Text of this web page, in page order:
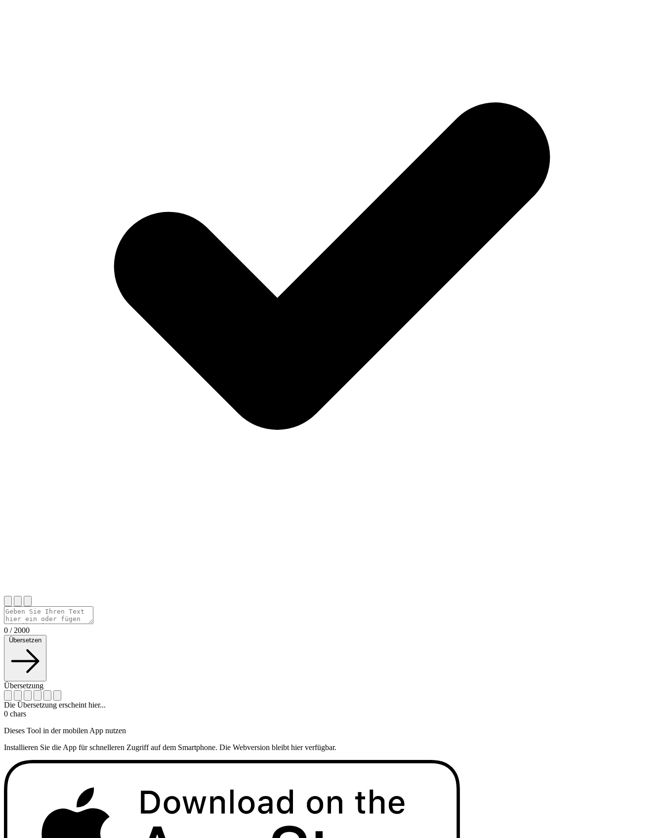
0 / 2000
Übersetzen
Übersetzung
Die Übersetzung erscheint hier...
0 chars
Dieses Tool in der mobilen App nutzen
Installieren Sie die App für schnelleren Zugriff auf dem Smartphone. Die Webversion bleibt hier verfügbar.